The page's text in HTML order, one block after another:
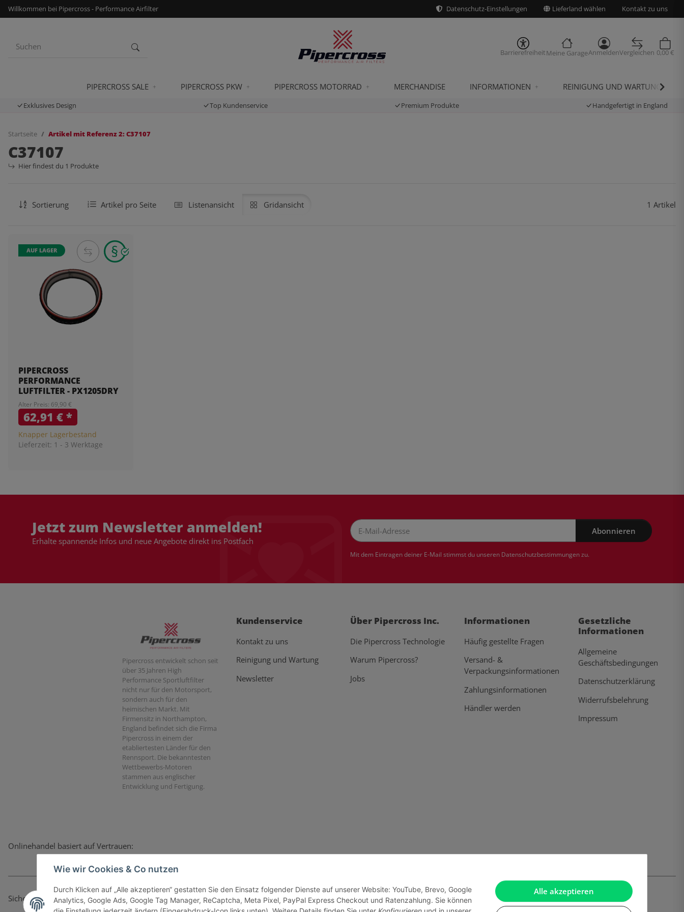
Alle akzeptieren
Wie wir Cookies & Co nutzen
Durch Klicken auf „Alle akzeptieren“ gestatten Sie den Einsatz folgender Dienste auf unserer Website: YouTube, Brevo, Google
Analytics, Google Ads, Google Tag Manager, ReCaptcha, Meta Pixel, PayPal Express Checkout und Ratenzahlung. Sie können
Willkommen bei Pipercross - Performance Airfilter Datenschutz-Einstellungen Lieferland wählen Kontakt zu uns
BarrierefreiheitMeine GarageAnmeldenVergleichen 0,00 €
PIPERCROSS SALE PIPERCROSS PKW PIPERCROSS MOTORRAD MERCHANDISE INFORMATIONEN REINIGUNG UND WARTUNG
Exklusives Design Top Kundenservice Premium Produkte Handgefertigt in England
Startseite Artikel mit Referenz 2: C37107
C37107
Hier findest du 1 Produkte
Sortierung Artikel pro Seite Listenansicht Gridansicht 1 Artikel
AUF LAGER
PIPERCROSS
PERFORMANCE
LUFTFILTER - PX1205DRY
Alter Preis: 69,90 €
62,91 €*
Knapper Lagerbestand
Lieferzeit: 1 - 3 Werktage
Jetzt zum Newsletter anmelden!
Erhalte spannende Infos und neue Angebote direkt ins Postfach
Abonnieren
Mit dem Eintragen deiner E-Mail stimmst du unseren Datenschutzbestimmungenzu.
Pipercross entwickelt schon seit
über 35 Jahren High
Performance Sportluftfilter
nicht nur für den Motorsport,
sondern auch für den
heimischen Markt. Mit
Firmensitz in Northampton,
England befindet sich die Firma
Pipercross in einem der
etabliertesten Länder für den
Rennsport. Die bekanntesten
Wettbewerbs-Motoren
stammen aus englischer
Entwicklung und Fertigung.
Kundenservice
Kontakt zu uns
Reinigung und Wartung
Newsletter
Über Pipercross Inc.
Die Pipercross Technologie
Warum Pipercross?
Jobs
Informationen
Häufig gestellte Fragen
Versand- &
Verpackungsinformationen
Zahlungsinformationen
Händler werden
Gesetzliche
Informationen
Allgemeine
Geschäftsbedingungen
Datenschutzerklärung
Widerrufsbelehrung
Impressum
Onlinehandel basiert auf Vertrauen:
Sicher bezahlen via: